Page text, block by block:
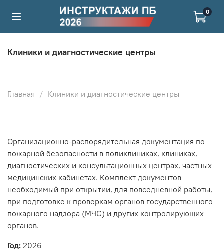
0
Клиники и диагностические центры
Главная Клиники и диагностические центры
Организационно-распорядительная документация по
пожарной безопасности в поликлиниках, клиниках,
диагностических и консультационных центрах, частных
медицинских кабинетах. Комплект документов
необходимый при открытии, для повседневной работы,
при подготовке к проверкам органов государственного
пожарного надзора (МЧС) и других контролирующих
органов.
Год: 2026